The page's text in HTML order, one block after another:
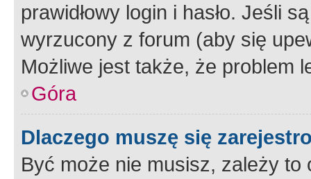
prawidłowy login i hasło. Jeśli
wyrzucony z forum (aby się
Możliwe jest także, że problem
Góra
Dlaczego muszę się
Być może nie musisz, zależy